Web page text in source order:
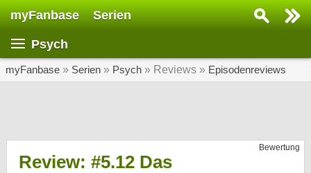
myFanbase Serien
Psych
myFanbase » Serien » Psych » Reviews » Episodenreviews
Bewertung
Review: #5.12 Das
SERIEN